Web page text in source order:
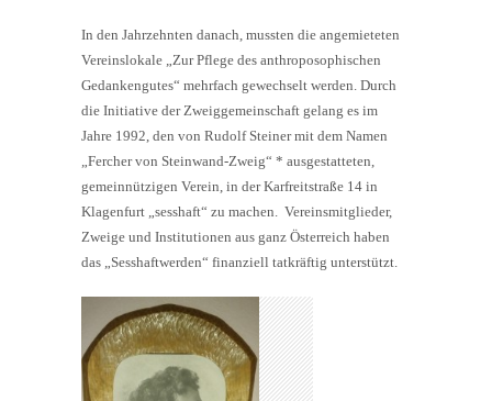
In den Jahrzehnten danach, mussten die angemieteten
Vereinslokale „Zur Pflege des anthroposophischen
Gedankengutes“ mehrfach gewechselt werden. Durch
die Initiative der Zweiggemeinschaft gelang es im
Jahre 1992, den von Rudolf Steiner mit dem Namen
„Fercher von Steinwand-Zweig“ * ausgestatteten,
gemeinnützigen Verein, in der Karfreitstraße 14 in
Klagenfurt „sesshaft“ zu machen. Vereinsmitglieder,
Zweige und Institutionen aus ganz Österreich haben
das „Sesshaftwerden“ finanziell tatkräftig unterstützt.